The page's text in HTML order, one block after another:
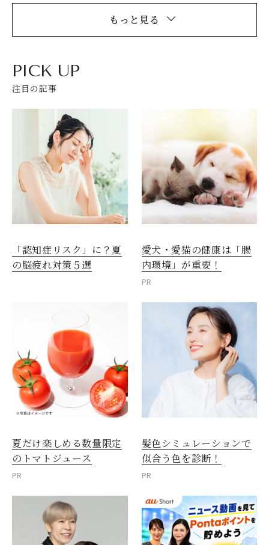
もっと見る
PICK UP
注目の記事
「認知症リスク」に？夏
の脳疲れ対策５選
愛犬・愛猫の健康は「腸
内環境」が重要！
PR
夏だけ楽しめる数量限定
のトマトジュース
PR
髪色シミュレーションで
似合う色を診断！
PR